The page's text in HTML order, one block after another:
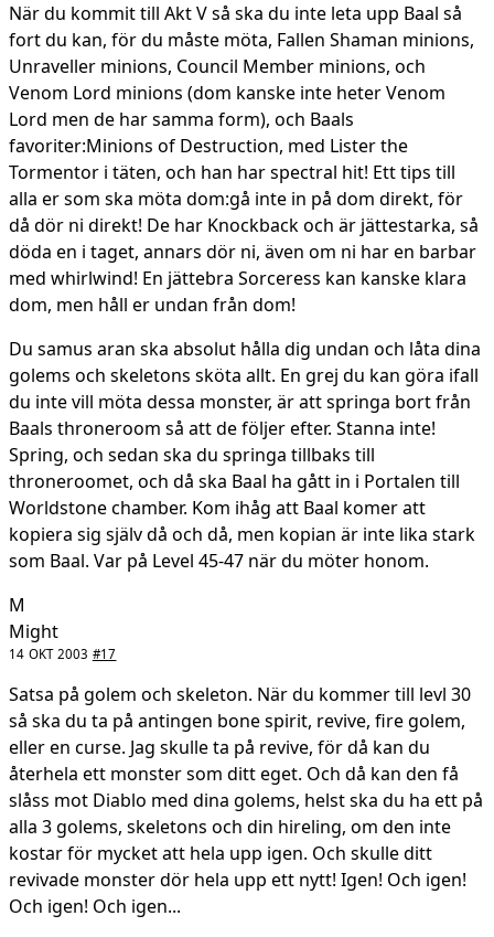
När du kommit till Akt V så ska du inte leta upp Baal så
fort du kan, för du måste möta, Fallen Shaman minions,
Unraveller minions, Council Member minions, och
Venom Lord minions (dom kanske inte heter Venom
Lord men de har samma form), och Baals
favoriter:Minions of Destruction, med Lister the
Tormentor i täten, och han har spectral hit! Ett tips till
alla er som ska möta dom:gå inte in på dom direkt, för
då dör ni direkt! De har Knockback och är jättestarka, så
döda en i taget, annars dör ni, även om ni har en barbar
med whirlwind! En jättebra Sorceress kan kanske klara
dom, men håll er undan från dom!
Du samus aran ska absolut hålla dig undan och låta dina
golems och skeletons sköta allt. En grej du kan göra ifall
du inte vill möta dessa monster, är att springa bort från
Baals throneroom så att de följer efter. Stanna inte!
Spring, och sedan ska du springa tillbaks till
throneroomet, och då ska Baal ha gått in i Portalen till
Worldstone chamber. Kom ihåg att Baal komer att
kopiera sig själv då och då, men kopian är inte lika stark
som Baal. Var på Level 45-47 när du möter honom.
M
Might
14 OKT 2003 #17
Satsa på golem och skeleton. När du kommer till levl 30
så ska du ta på antingen bone spirit, revive, fire golem,
eller en curse. Jag skulle ta på revive, för då kan du
återhela ett monster som ditt eget. Och då kan den få
slåss mot Diablo med dina golems, helst ska du ha ett på
alla 3 golems, skeletons och din hireling, om den inte
kostar för mycket att hela upp igen. Och skulle ditt
revivade monster dör hela upp ett nytt! Igen! Och igen!
Och igen! Och igen...